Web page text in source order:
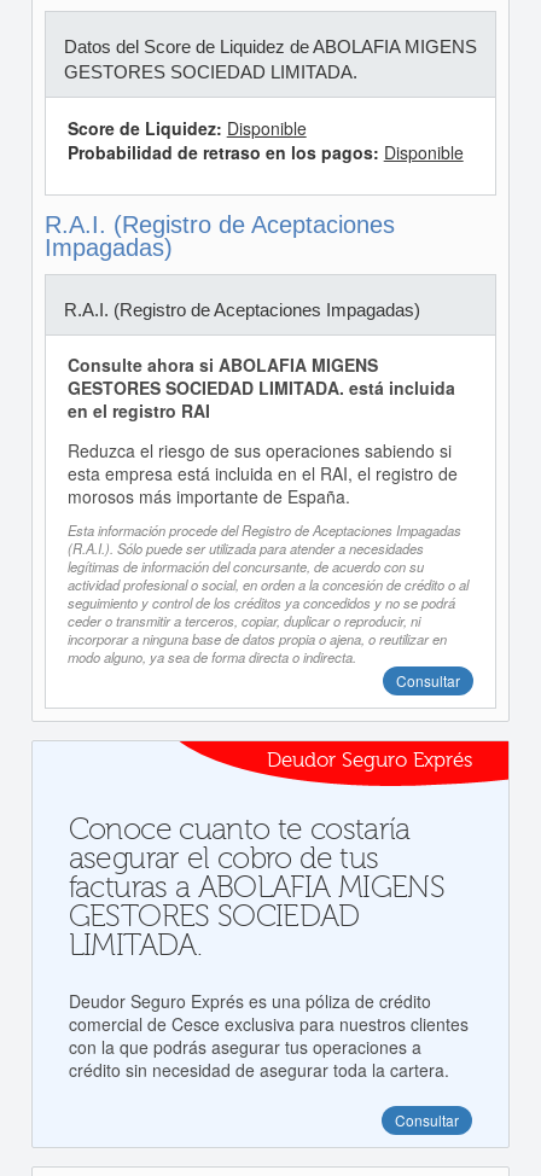
Datos del Score de Liquidez de ABOLAFIA MIGENS
GESTORES SOCIEDAD LIMITADA.
Score de Liquidez: Disponible
Probabilidad de retraso en los pagos: Disponible
R.A.I. (Registro de Aceptaciones
Impagadas)
R.A.I. (Registro de Aceptaciones Impagadas)
Consulte ahora si ABOLAFIA MIGENS
GESTORES SOCIEDAD LIMITADA. está incluida
en el registro RAI
Reduzca el riesgo de sus operaciones sabiendo si
esta empresa está incluida en el RAI, el registro de
morosos más importante de España.
Esta información procede del Registro de Aceptaciones Impagadas
(R.A.I.). Sólo puede ser utilizada para atender a necesidades
legítimas de información del concursante, de acuerdo con su
actividad profesional o social, en orden a la concesión de crédito o al
seguimiento y control de los créditos ya concedidos y no se podrá
ceder o transmitir a terceros, copiar, duplicar o reproducir, ni
incorporar a ninguna base de datos propia o ajena, o reutilizar en
modo alguno, ya sea de forma directa o indirecta.
Consultar
Deudor Seguro Exprés
Conoce cuanto te costaría
asegurar el cobro de tus
facturas a ABOLAFIA MIGENS
GESTORES SOCIEDAD
LIMITADA.
Deudor Seguro Exprés es una póliza de crédito
comercial de Cesce exclusiva para nuestros clientes
con la que podrás asegurar tus operaciones a
crédito sin necesidad de asegurar toda la cartera.
Consultar